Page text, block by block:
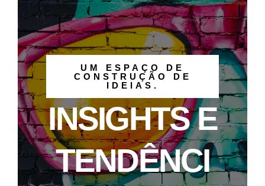
UM ESPAÇO DE
CONSTRUÇÃO DE
IDEIAS.
INSIGHTS E
TENDÊNCI